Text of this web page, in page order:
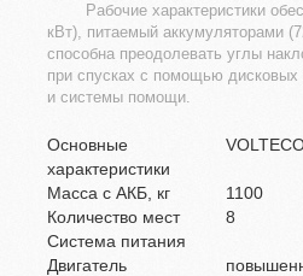
Рабочие характеристики
кВт), питаемый аккумуляторами
способна преодолевать углы
при спусках с помощью дисковых
и системы помощи.
Основные
характеристики
Масса с АКБ, кг
1100
Количество мест
8
Система питания
Двигатель